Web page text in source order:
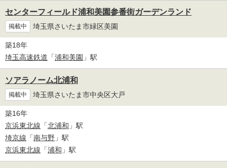
センターフィールド浦和美園参番街ガーデンランド
掲載中 埼玉県さいたま市緑区美園
築18年
埼玉高速鉄道 「浦和美園 」駅
ソアラノーム北浦和
掲載中 埼玉県さいたま市中央区大戸
築16年
京浜東北線 「北浦和 」駅
埼京線 「南与野 」駅
京浜東北線 「浦和 」駅